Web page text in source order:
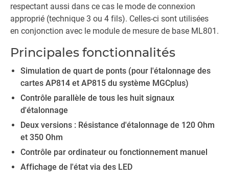
respectant aussi dans ce cas le mode de connexion
approprié (technique 3 ou 4 fils). Celles-ci sont utilisées
en conjonction avec le module de mesure de base ML801.
Principales fonctionnalités
Simulation de quart de ponts (pour l'étalonnage des
cartes AP814 et AP815 du système MGCplus)
Contrôle parallèle de tous les huit signaux
d'étalonnage
Deux versions : Résistance d'étalonnage de 120 Ohm
et 350 Ohm
Contrôle par ordinateur ou fonctionnement manuel
Affichage de l'état via des LED